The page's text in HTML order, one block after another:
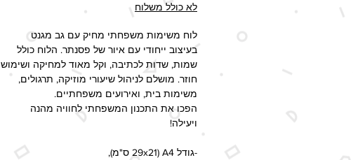
לא כולל משלוח
לוח משימות משפחתי מחיק עם גב מגנט
בעיצוב ייחודי עם איור של פסנתר. הלוח כולל
שמות, שדות לכתיבה, וקל מאוד למחיקה ושימוש
חוזר. מושלם לניהול שיעורי מוזיקה, תרגולים,
משימות בית, ואירועים משפחתיים.
הפכו את התכנון המשפחתי לחוויה מהנה
ויעילה!
-גודל A4 (29x21 ס"מ),